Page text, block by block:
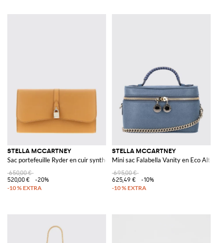
STELLA MCCARTNEY
Sac portefeuille Ryder en cuir synthétique
650,00 €
520,00 €
-20%
STELLA MCCARTNEY
Mini sac Falabella Vanity en Eco
695,00 €
625,49 €
-10%